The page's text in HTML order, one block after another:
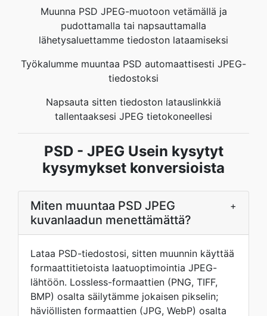
Muunna PSD JPEG-muotoon vetämällä ja
pudottamalla tai napsauttamalla
lähetysaluettamme tiedoston lataamiseksi
Työkalumme muuntaa PSD automaattisesti JPEG-
tiedostoksi
Napsauta sitten tiedoston latauslinkkiä
tallentaaksesi JPEG tietokoneellesi
PSD - JPEG Usein kysytyt
kysymykset konversioista
Miten muuntaa PSD JPEG
kuvanlaadun menettämättä?
+
Lataa PSD-tiedostosi, sitten muunnin käyttää
formaattitietoista laatuoptimointia JPEG-
lähtöön. Lossless-formaattien (PNG, TIFF,
BMP) osalta säilytämme jokaisen pikselin;
häviöllisten formaattien (JPG, WebP) osalta